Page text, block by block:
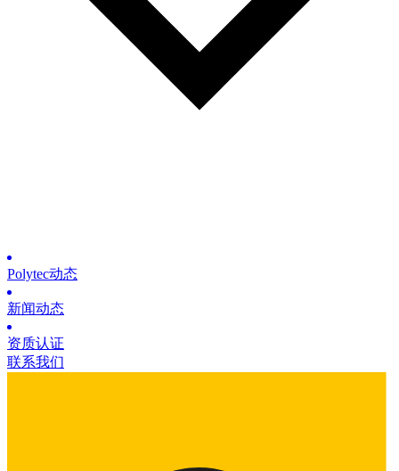
Polytec动态
新闻动态
资质认证
联系我们